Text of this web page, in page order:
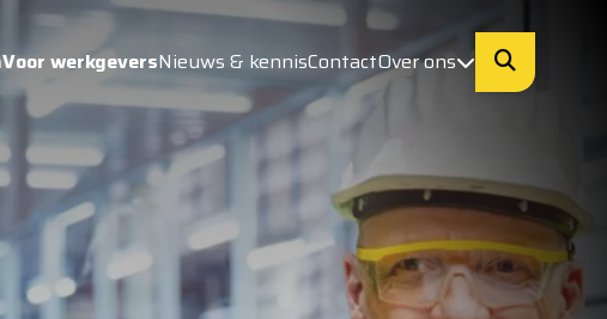
Voor werkgeversNieuws & kennisContactOver ons